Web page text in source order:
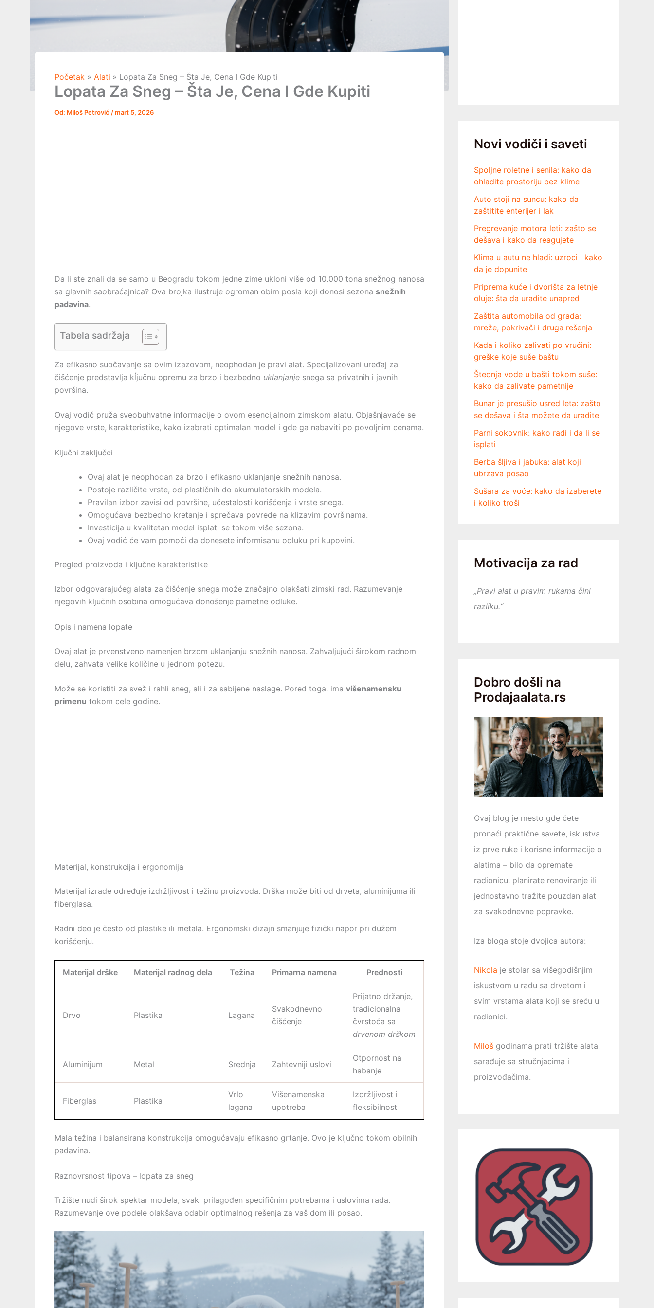
Početak Alati Lopata Za Sneg – Šta Je, Cena I Gde Kupiti
Lopata Za Sneg – Šta Je, Cena I Gde Kupiti
Od: Miloš Petrović /mart 5, 2026
Da li ste znali da se samo u Beogradu tokom jedne zime ukloni više od 10.000 tona snežnog nanosa
sa glavnih saobraćajnica? Ova brojka ilustruje ogroman obim posla koji donosi sezona snežnih
padavina.
Tabela sadržaja
Za efikasno suočavanje sa ovim izazovom, neophodan je pravi alat. Specijalizovani uređaj za
čišćenje predstavlja kĺjučnu opremu za brzo i bezbedno uklanjanje snega sa privatnih i javnih
površina.
Ovaj vodič pruža sveobuhvatne informacije o ovom esencijalnom zimskom alatu. Objašnjavaće se
njegove vrste, karakteristike, kako izabrati optimalan model i gde ga nabaviti po povoljnim cenama.
Ključni zaključci
Ovaj alat je neophodan za brzo i efikasno uklanjanje snežnih nanosa.
Postoje različite vrste, od plastičnih do akumulatorskih modela.
Pravilan izbor zavisi od površine, učestalosti korišćenja i vrste snega.
Omogućava bezbedno kretanje i sprečava povrede na klizavim površinama.
Investicija u kvalitetan model isplati se tokom više sezona.
Ovaj vodić će vam pomoći da donesete informisanu odluku pri kupovini.
Pregled proizvoda i ključne karakteristike
Izbor odgovarajućeg alata za čišćenje snega može značajno olakšati zimski rad. Razumevanje
njegovih ključnih osobina omogućava donošenje pametne odluke.
Opis i namena lopate
Ovaj alat je prvenstveno namenjen brzom uklanjanju snežnih nanosa. Zahvaljujući širokom radnom
delu, zahvata velike količine u jednom potezu.
Može se koristiti za svež i rahli sneg, ali i za sabijene naslage. Pored toga, ima višenamensku
primenu tokom cele godine.
Materijal, konstrukcija i ergonomija
Materijal izrade određuje izdržljivost i težinu proizvoda. Drška može biti od drveta, aluminijuma ili
fiberglasa.
Radni deo je često od plastike ili metala. Ergonomski dizajn smanjuje fizički napor pri dužem
korišćenju.
Materijal drške Materijal radnog dela Težina Primarna namena Prednosti
Drvo Plastika Lagana
Svakodnevno
čišćenje
Prijatno držanje,
tradicionalna
čvrstoća sa
drvenom drškom
Aluminijum Metal Srednja Zahtevniji uslovi
Otpornost na
habanje
Fiberglas Plastika
Vrlo
lagana
Višenamenska
upotreba
Izdržljivost i
fleksibilnost
Mala težina i balansirana konstrukcija omogućavaju efikasno grtanje. Ovo je ključno tokom obilnih
padavina.
Raznovrsnost tipova – lopata za sneg
Tržište nudi širok spektar modela, svaki prilagođen specifičnim potrebama i uslovima rada.
Razumevanje ove podele olakšava odabir optimalnog rešenja za vaš dom ili posao.
Novi vodiči i saveti
Spoljne roletne i senila: kako da
ohladite prostoriju bez klime
Auto stoji na suncu: kako da
zaštitite enterijer i lak
Pregrevanje motora leti: zašto se
dešava i kako da reagujete
Klima u autu ne hladi: uzroci i kako
da je dopunite
Priprema kuće i dvorišta za letnje
oluje: šta da uradite unapred
Zaštita automobila od grada:
mreže, pokrivači i druga rešenja
Kada i koliko zalivati po vrućini:
greške koje suše baštu
Štednja vode u bašti tokom suše:
kako da zalivate pametnije
Bunar je presušio usred leta: zašto
se dešava i šta možete da uradite
Parni sokovnik: kako radi i da li se
isplati
Berba šljiva i jabuka: alat koji
ubrzava posao
Sušara za voće: kako da izaberete
i koliko troši
Motivacija za rad
„Pravi alat u pravim rukama čini
razliku.“
Dobro došli na
Prodajaalata.rs
Ovaj blog je mesto gde ćete
pronaći praktične savete, iskustva
iz prve ruke i korisne informacije o
alatima – bilo da opremаtе
radionicu, planirate renoviranje ili
jednostavno tražite pouzdan alat
za svakodnevne popravke.
Iza bloga stoje dvojica autora:
Nikola je stolar sa višegodišnjim
iskustvom u radu sa drvetom i
svim vrstama alata koji se sreću u
radionici.
Miloš godinama prati tržište alata,
sarađuje sa stručnjacima i
proizvođačima.